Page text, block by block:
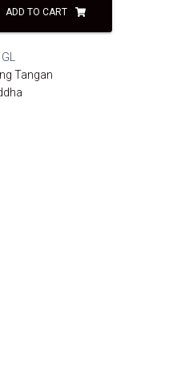
ADD TO CART
Tangan